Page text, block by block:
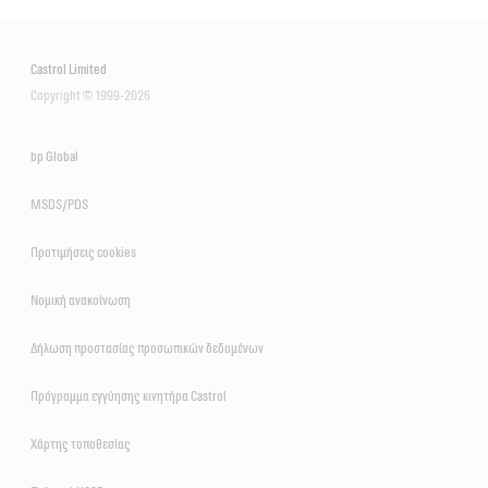
Castrol Limited
Copyright © 1999-2026
bp Global
MSDS/PDS
Προτιμήσεις cookies
Νομική ανακοίνωση
Δήλωση προστασίας προσωπικών δεδομένων
Πρόγραμμα εγγύησης κινητήρα Castrol
Χάρτης τοποθεσίας